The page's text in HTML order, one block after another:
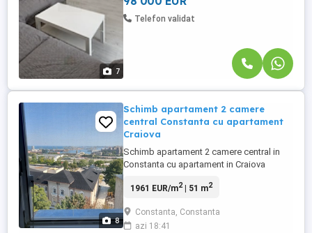
7
Telefon validat
8
Schimb apartament 2 camere
central Constanta cu apartament
Craiova
Schimb apartament 2 camere central in
Constanta cu apartament in Craiova
Etaj: 8 din 10 (lift disponibil) An
oras mare Zona - strada Traian, in
apropiere de Liceul Traian 6 min mers pe
1961 EUR/m2| 51 m2
Constanta, Constanta
azi 18:41